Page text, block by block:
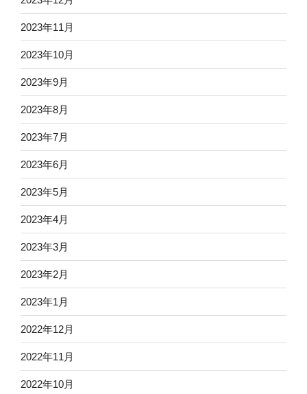
2023年11月
2023年10月
2023年9月
2023年8月
2023年7月
2023年6月
2023年5月
2023年4月
2023年3月
2023年2月
2023年1月
2022年12月
2022年11月
2022年10月